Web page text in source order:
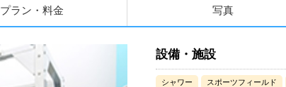
プラン・料金 写真
設備・施設
シャワー スポーツフィールド